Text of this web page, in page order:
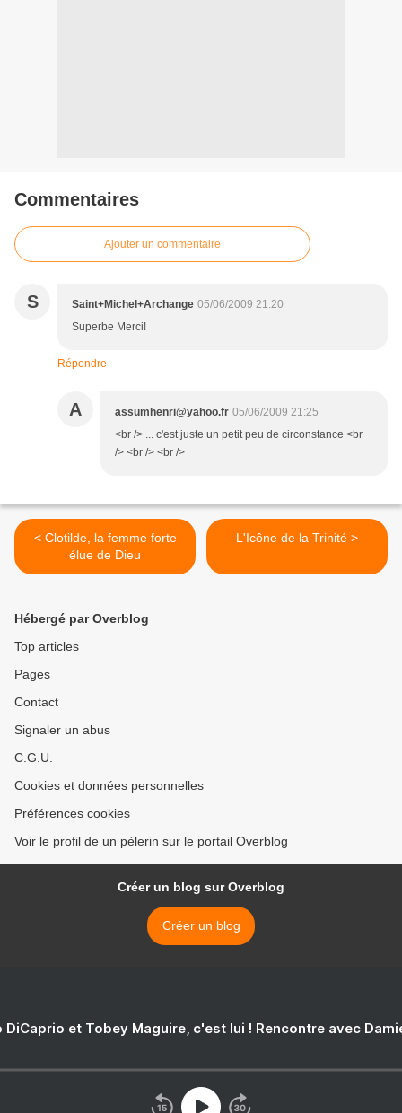
Commentaires
Ajouter un commentaire
S Saint+Michel+Archange 05/06/2009 21:20
Superbe Merci!
Répondre
A assumhenri@yahoo.fr 05/06/2009 21:25
<br /> ... c'est juste un petit peu de circonstance <br
/> <br /> <br />
< Clotilde, la femme forte
élue de Dieu
L'Icône de la Trinité >
Hébergé par Overblog
Top articles
Pages
Contact
Signaler un abus
C.G.U.
Cookies et données personnelles
Préférences cookies
Voir le profil de un pèlerin sur le portail Overblog
Créer un blog sur Overblog
Créer un blog
DiCaprio et Tobey Maguire, c'est lui ! Rencontre avec